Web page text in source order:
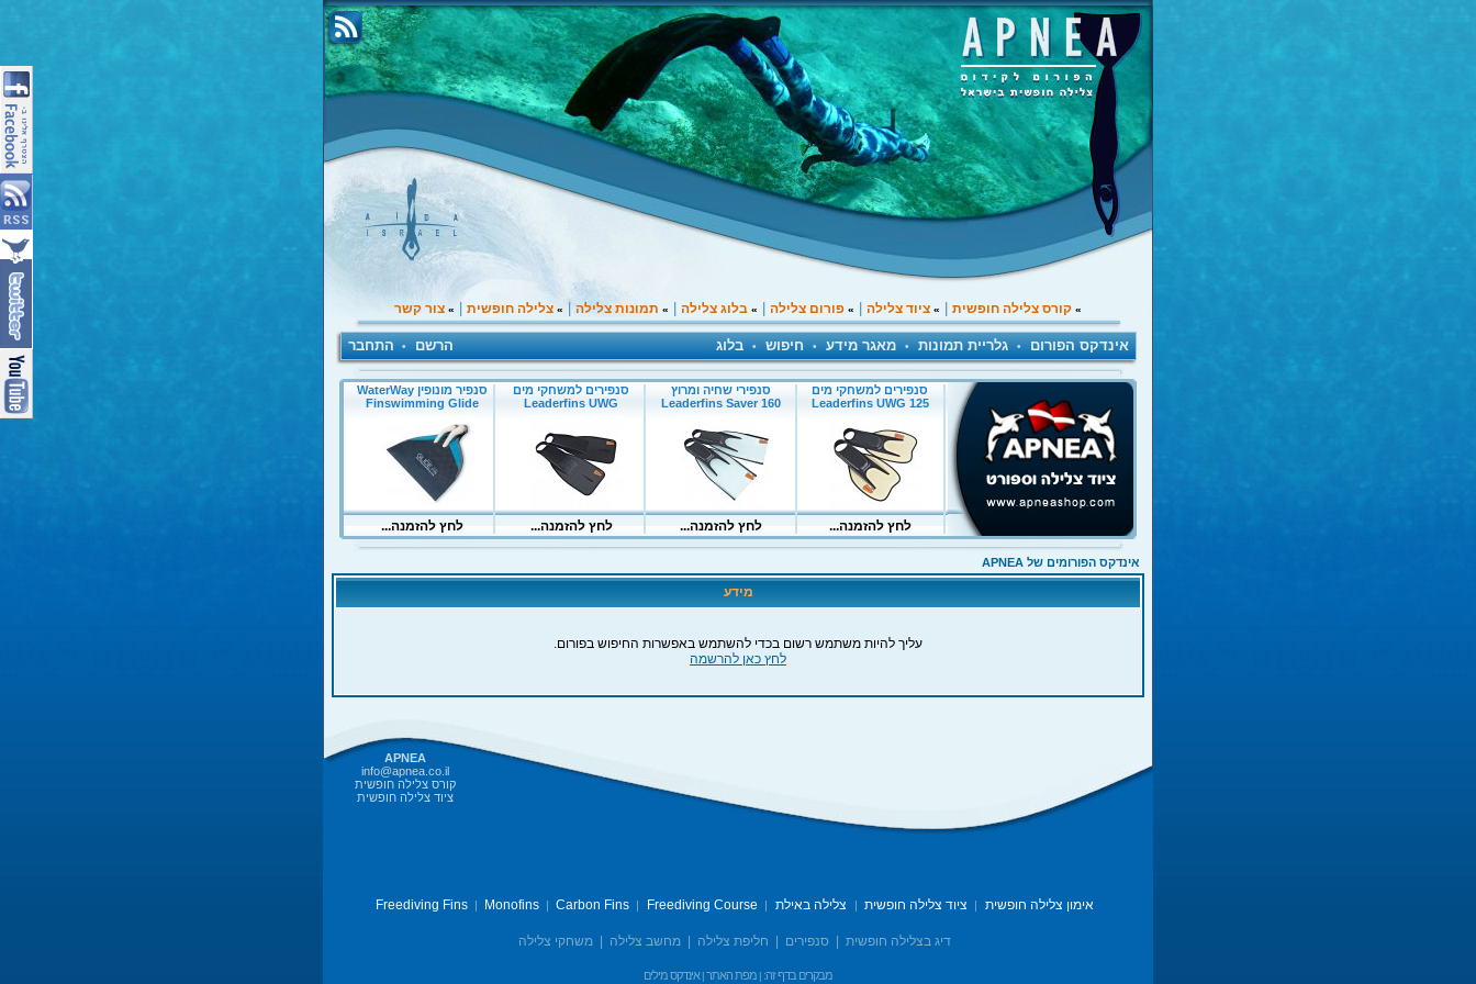
» קורס צלילה חופשית » ציוד צלילה » פורום צלילה » בלוג צלילה » תמונות צלילה » צלילה חופשית » צור קשר
אינדקס הפורום • גלריית תמונות • מאגר מידע • חיפוש • בלוג הרשם • התחבר
אינדקס הפורומים של APNEA
מידע
עליך להיות משתמש רשום בכדי להשתמש באפשרות החיפוש בפורום.
לחץ כאן להרשמה
APNEA
info@apnea.co.il
קורס צלילה חופשית
ציוד צלילה חופשית
אימון צלילה חופשית | ציוד צלילה חופשית | צלילה באילת |
Freediving Fins| Monofins| Carbon Fins| Freediving Course
דיג בצלילה חופשית סנפירים חליפת צלילה מחשב צלילה משחקי צלילה
מבקרים בדף זה: | מפת האתר|אינדקס מילים